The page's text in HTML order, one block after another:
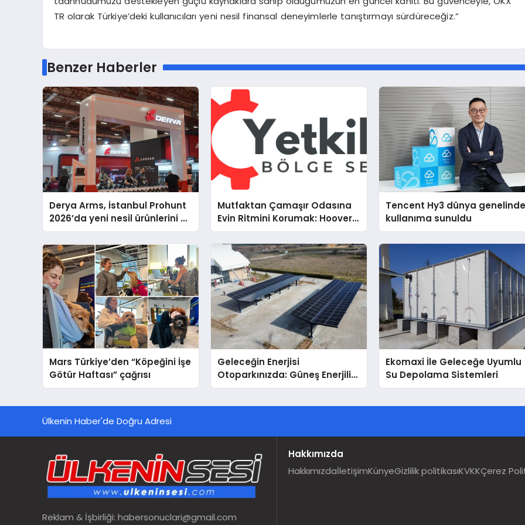
TR olarak Türkiye’deki kullanıcıları yeni nesil finansal deneyimlerle tanıştırmayı sürdüreceğiz.”
Benzer Haberler
Derya Arms, İstanbul Prohunt
2026’da yeni nesil ürünlerini ve
global marka vizyonunu
sergiledi
Mutfaktan Çamaşır Odasına
Evin Ritmini Korumak: Hoover
Cihazlarında Dürüst Teknik
Destek Deneyimi
Tencent Hy3 dünya
kullanıma sunuldu
Mars Türkiye’den “Köpeğini İşe
Götür Haftası” çağrısı
Geleceğin Enerjisi
Otoparkınızda: Güneş Enerjili
Carport (Solar Otopark)
Ekomaxi İle Geleceğe Uyumlu
Su Depolama Sistemleri
Ülkenin Haber'de Doğru Adresi
Reklam & İşbirliği: habersonuclari@gmail.com
Hakkımızda
HakkımızdaİletişimKünyeGizlilik politikasıKVKKÇerez